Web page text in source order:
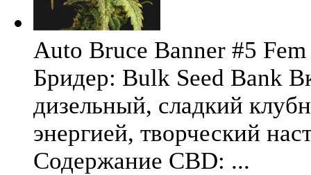
Auto Bruce Banner #5
Бридер: Bulk Seed Bank
дизельный, сладкий
энергией, творческий
Содержание CBD: ...